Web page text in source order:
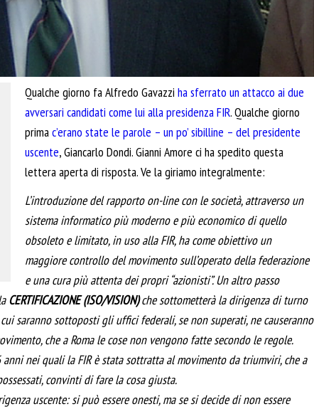
Qualche giorno fa Alfredo Gavazzi ha sferrato un attacco ai due
avversari candidati come lui alla presidenza FIR. Qualche giorno
primac’erano state le parole – un po’ sibilline – del presidente
uscente, Giancarlo Dondi. Gianni Amore ci ha spedito questa
lettera aperta di risposta. Ve la giriamo integralmente:
L’introduzione del rapporto on-line con le società, attraverso un
sistema informatico più moderno e più economico di quello
obsoleto e limitato, in uso alla FIR, ha come obiettivo un
maggiore controllo del movimento sull’operato della federazione
e una cura più attenta dei propri “azionisti”. Un altro passo
CERTIFICAZIONE (ISO/VISION)che sottometterà la dirigenza di turno
saranno sottoposti gli uffici federali, se non superati, ne causeranno
che a Roma le cose non vengono fatte secondo le regole.
nei quali la FIR è stata sottratta al movimento da triumviri, che a
convinti di fare la cosa giusta.
uscente: si può essere onesti, ma se si decide di non essere